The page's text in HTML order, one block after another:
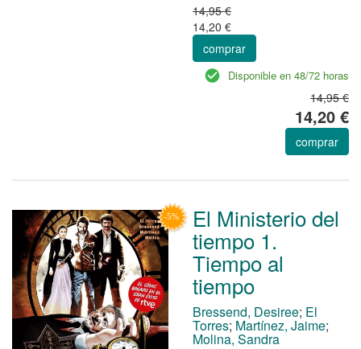
14,95 €
14,20 €
comprar
Disponible en 48/72 horas
14,95 €
14,20 €
comprar
El Ministerio del
tiempo 1.
Tiempo al
tiempo
Bressend, Desiree; El
Torres; Martínez, Jaime;
Molina, Sandra